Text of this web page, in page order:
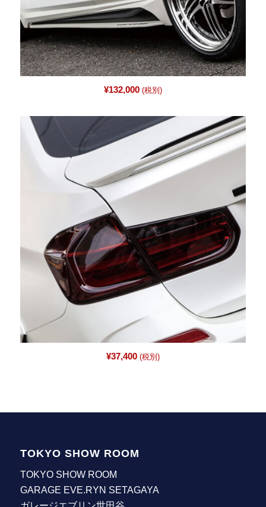
¥132,000(税別)
¥37,400(税別)
TOKYO SHOW ROOM
TOKYO SHOW ROOM
GARAGE EVE.RYN SETAGAYA